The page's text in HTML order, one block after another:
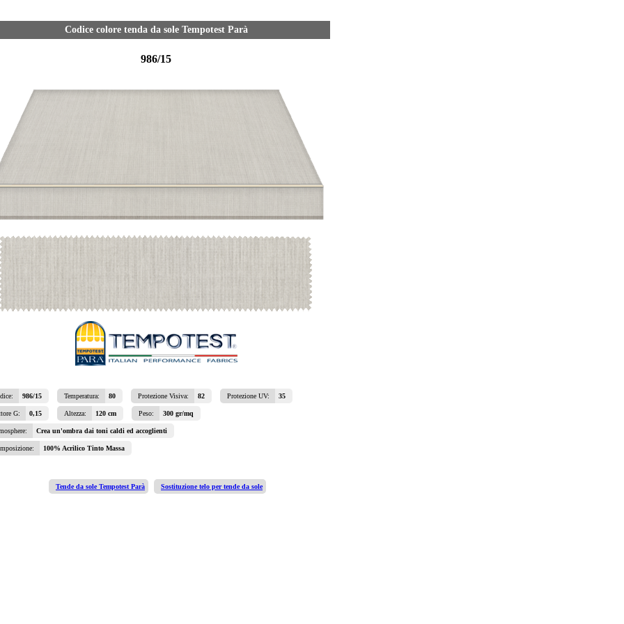
Codice colore tenda da sole Tempotest Parà
986/15
986/15 Temperatura: 80 Protezione Visiva: 82 Protezione UV: 35
G: 0,15 Altezza: 120 cm Peso: 300 gr/mq
Crea un'ombra dai toni caldi ed accoglienti
100% Acrilico Tinto Massa
Tende da sole Tempotest Parà Sostituzione telo per tende da sole